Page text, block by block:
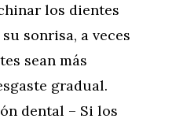
los dientes
sonrisa, a veces
sean más
gradual.
dental – Si los